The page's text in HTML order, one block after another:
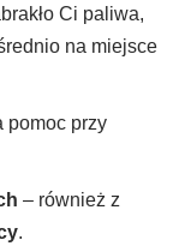
Ci paliwa,
na miejsce
pomoc przy
– również z
.